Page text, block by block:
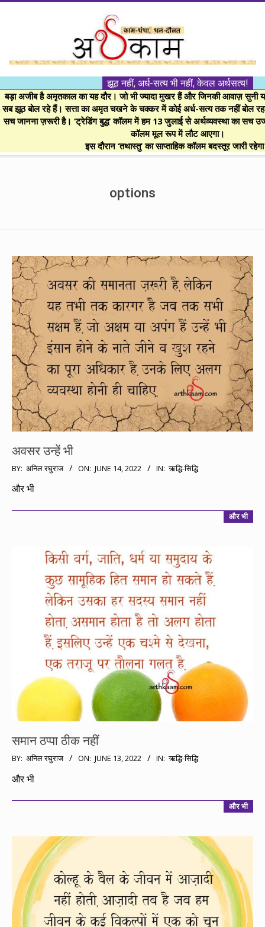
।।
अर्थकाम।।
BE
FINANCIALLY
झूठ नहीं, अर्ध-सत्य भी नहीं, केवल अर्थसत्य!
बड़ा अजीब है अमृतकाल का यह दौर। जो भी ज्यादा मुखर हैं और जिनकी आवाज़ सुनी
सब झूठ बोल रहे हैं। सत्ता का अमृत चखने के चक्कर में कोई अर्ध-सत्य तक नहीं बोल
सच जानना ज़रूरी है। ‘ट्रेडिंग बुद्ध’ कॉलम में हम 13 जुलाई से अर्थव्यवस्था का सच
कॉलम मूल रूप में लौट आएगा।
इस दौरान ‘तथास्तु’ का साप्ताहिक कॉलम बदस्तूर जारी
options
अवसर उन्हें भी
2022-
06-
BY: अनिल रघुराज ON: JUNE 14, 2022 IN: ऋद्धि-सिद्धि
और भी
और भी
समान ठप्पा ठीक नहीं
2022-
06-
BY: अनिल रघुराज ON: JUNE 13, 2022 IN: ऋद्धि-सिद्धि
और भी
और भी